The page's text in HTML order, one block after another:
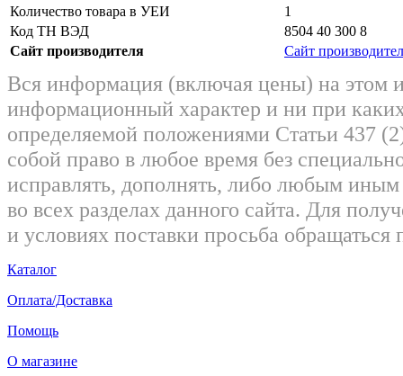
Количество товара в УЕИ
1
Код ТН ВЭД
8504 40 300 8
Сайт производителя
Сайт
Вся информация (включая цены) на этом
информационный характер и ни при
определяемой положениями Статьи 437
собой право в любое время без
исправлять, дополнять, либо любым
во всех разделах данного сайта. Для
и условиях поставки просьба
Каталог
Оплата/Доставка
Помощь
О магазине